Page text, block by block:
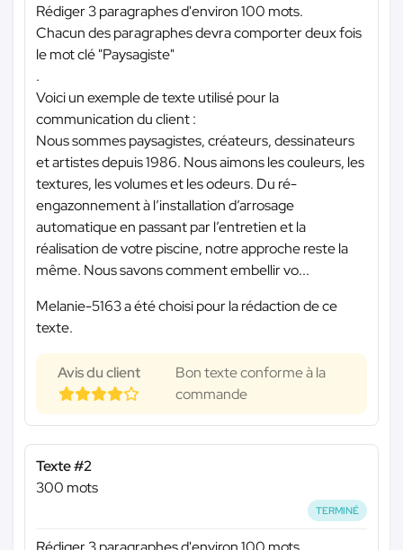
Rédiger 3 paragraphes d'environ 100 mots.
Chacun des paragraphes devra comporter deux fois
le mot clé "Paysagiste"
.
Voici un exemple de texte utilisé pour la
communication du client :
Nous sommes paysagistes, créateurs, dessinateurs
et artistes depuis 1986. Nous aimons les couleurs, les
textures, les volumes et les odeurs. Du ré-
engazonnement à l’installation d’arrosage
automatique en passant par l’entretien et la
réalisation de votre piscine, notre approche reste la
même. Nous savons comment embellir vo...
Melanie-5163 a été choisi pour la rédaction de ce
texte.
Avis du client
Bon texte conforme à la
commande
Texte #2
300 mots
TERMINÉ